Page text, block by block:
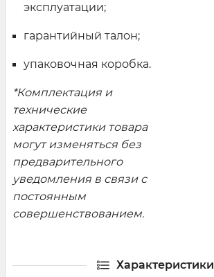
эксплуатации;
гарантийный талон;
упаковочная коробка.
*Комплектация и
технические
характеристики товара
могут изменяться без
предварительного
уведомления в связи с
постоянным
совершенствованием.
Характеристики